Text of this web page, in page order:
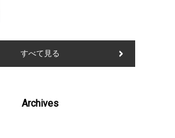
すべて見る
Archives